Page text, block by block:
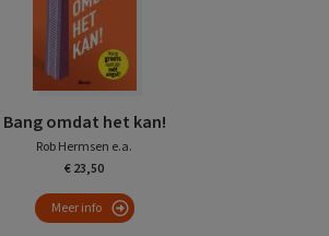
Bang omdat het kan!
Rob Hermsen e.a.
€ 23,50
Meer info